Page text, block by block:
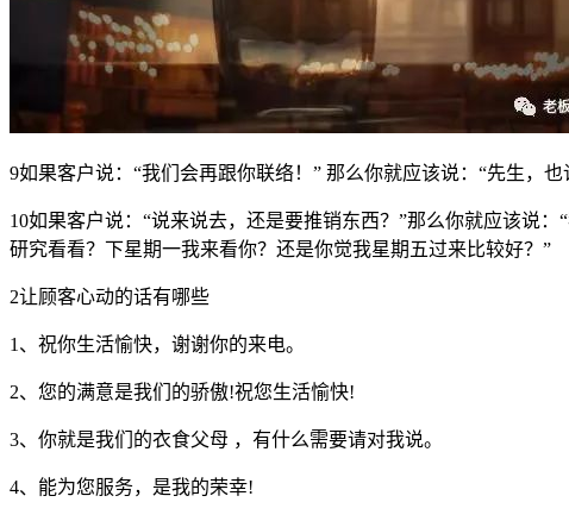
9如果客户说：“我们会再跟你联络！” 那么你就应该说：“先生，
10如果客户说：“说来说去，还是要推销东西？”那么你就应该说
研究看看？下星期一我来看你？还是你觉我星期五过来比较好？”
2让顾客心动的话有哪些
1、祝你生活愉快，谢谢你的来电。
2、您的满意是我们的骄傲!祝您生活愉快!
3、你就是我们的衣食父母 ，有什么需要请对我说。
4、能为您服务，是我的荣幸!